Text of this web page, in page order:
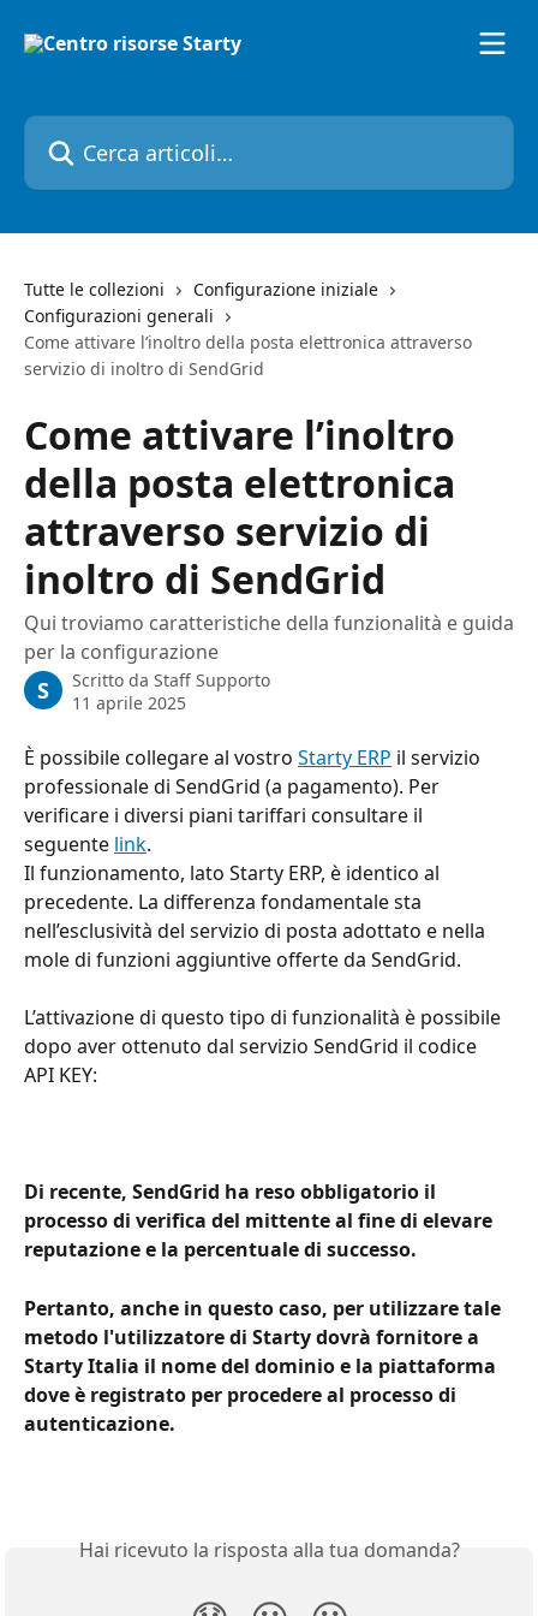
Cerca articoli…
Tutte le collezioni
Configurazione iniziale
Configurazioni generali
Come attivare l’inoltro della posta elettronica attraverso
servizio di inoltro di SendGrid
Come attivare l’inoltro
della posta elettronica
attraverso servizio di
inoltro di SendGrid
Qui troviamo caratteristiche della funzionalità e guida
per la configurazione
S Scritto da Staff Supporto
11 aprile 2025
È possibile collegare al vostro Starty ERP il servizio
professionale di SendGrid (a pagamento). Per
verificare i diversi piani tariffari consultare il
seguente link.
Il funzionamento, lato Starty ERP, è identico al
precedente. La differenza fondamentale sta
nell’esclusività del servizio di posta adottato e nella
mole di funzioni aggiuntive offerte da SendGrid.
L’attivazione di questo tipo di funzionalità è possibile
dopo aver ottenuto dal servizio SendGrid il codice
API KEY:
Di recente, SendGrid ha reso obbligatorio il
processo di verifica del mittente al fine di elevare
reputazione e la percentuale di successo.
Pertanto, anche in questo caso, per utilizzare tale
metodo l'utilizzatore di Starty dovrà fornitore a
Starty Italia il nome del dominio e la piattaforma
dove è registrato per procedere al processo di
autenticazione.
Hai ricevuto la risposta alla tua domanda?